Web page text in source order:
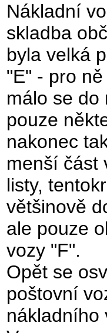
Nákladní
skladba
byla velká
"E" - pro
málo se do
pouze
nakonec
menší část
listy,
většinově
ale pouze
vozy "F".
Opět se
poštovní
nákladního